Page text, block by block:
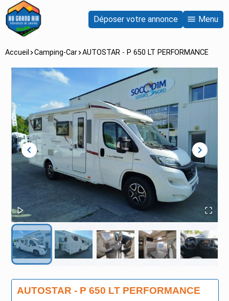
Déposer votre annonce Menu
Accueil Camping-Car AUTOSTAR - P 650 LT PERFORMANCE
chevron_left chevron_right
AUTOSTAR - P 650 LT PERFORMANCE